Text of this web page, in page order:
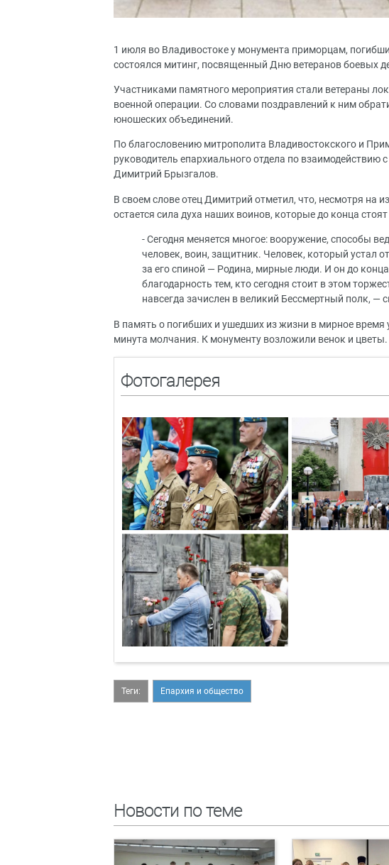
1 июля во Владивостоке у монумента приморцам,
состоялся митинг, посвященный Дню ветеранов боевых
Участниками памятного мероприятия стали ветераны
военной операции. Со словами поздравлений к ним
юношеских объединений.
По благословению митрополита Владивостокского и
руководитель епархиального отдела по
Димитрий Брызгалов.
В своем слове отец Димитрий отметил, что, несмотря на
остается сила духа наших воинов, которые до конца
- Сегодня меняется многое: вооружение, способы
человек, воин, защитник. Человек, который устал
за его спиной — Родина, мирные люди. И он до
благодарность тем, кто сегодня стоит в этом
навсегда зачислен в великий Бессмертный полк, —
В память о погибших и ушедших из жизни в мирное
минута молчания. К монументу возложили венок и цветы.
Фотогалерея
Теги: Епархия и общество
Новости по теме